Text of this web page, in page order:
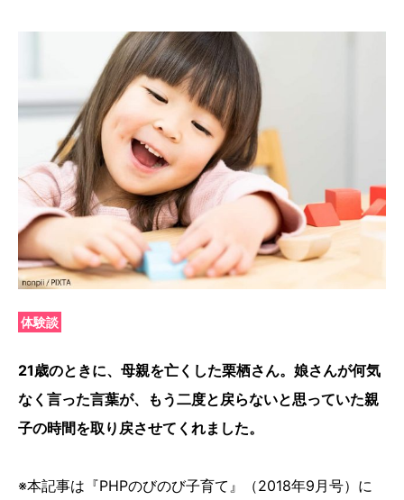
体験談
21歳のときに、母親を亡くした栗栖さん。娘さんが何気
なく言った言葉が、もう二度と戻らないと思っていた親
子の時間を取り戻させてくれました。
※本記事は『PHPのびのび子育て』（2018年9月号）に